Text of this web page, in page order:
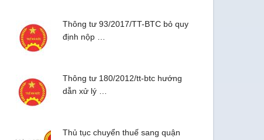
Thông tư 93/2017/TT-BTC bỏ quy
định nộp …
Thông tư 180/2012/tt-btc hướng
dẫn xử lý …
Thủ tục chuyển thuế sang quận